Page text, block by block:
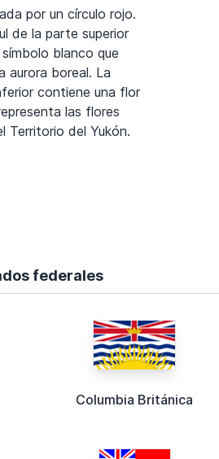
por un círculo rojo.
de la parte superior
blanco que
aurora boreal. La
contiene una flor
las flores
Territorio del Yukón.
federales
Columbia Británica